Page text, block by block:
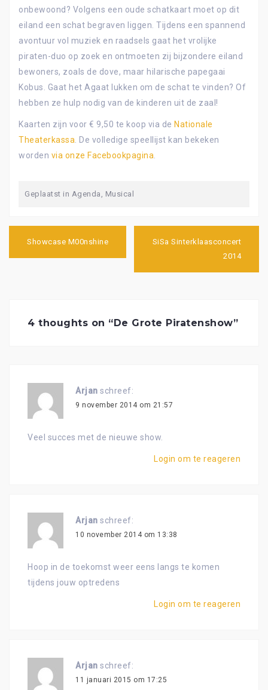
onbewoond? Volgens een oude schatkaart moet op dit
eiland een schat begraven liggen. Tijdens een spannend
avontuur vol muziek en raadsels gaat het vrolijke
piraten-duo op zoek en ontmoeten zij bijzondere eiland
bewoners, zoals de dove, maar hilarische papegaai
Kobus. Gaat het Agaat lukken om de schat te vinden? Of
hebben ze hulp nodig van de kinderen uit de zaal!
Kaarten zijn voor € 9,50 te koop via de Nationale
Theaterkassa . De volledige speellijst kan bekeken
worden via onze Facebookpagina
Geplaatst in Agenda , Musical
navigatie
Showcase M00nshine
SiSa Sinterklaasconcert
2014
4 thoughts on “De Grote Piratenshow”
Arjan schreef:
9 november 2014 om 21:57
Veel succes met de nieuwe show.
Login om te reageren
Arjan schreef:
10 november 2014 om 13:38
Hoop in de toekomst weer eens langs te komen
tijdens jouw optredens
Login om te reageren
Arjan schreef:
11 januari 2015 om 17:25